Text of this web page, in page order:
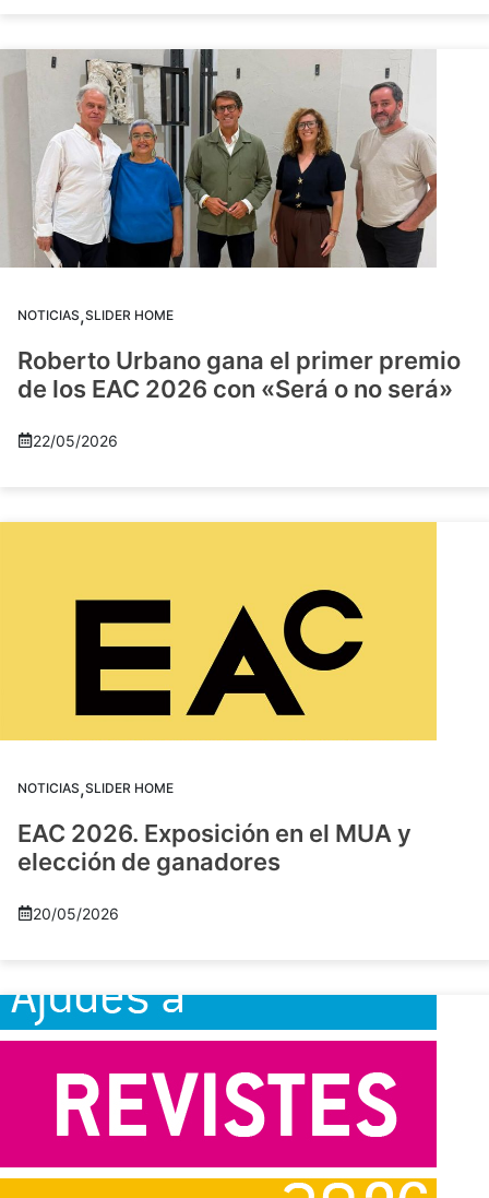
NOTICIAS,SLIDER HOME
Roberto Urbano gana el primer premio
de los EAC 2026 con «Será o no será»
22/05/2026
NOTICIAS,SLIDER HOME
EAC 2026. Exposición en el MUA y
elección de ganadores
20/05/2026